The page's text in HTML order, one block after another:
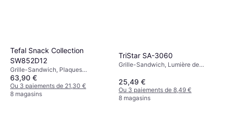
Tefal Snack Collection
SW852D12
Grille-Sandwich, Plaques
Revêtues Antiadhésives, Lumière
de Température, Plaque Amovible,
700 W
63,90 €
Ou 3 paiements de 21,30 €
8 magasins
TriStar SA-3060
Grille-Sandwich, Lumière de
Plaques Revêtues Antiadhésives,
900 W
25,49 €
Ou 3 paiements de 8,49 €
8 magasins